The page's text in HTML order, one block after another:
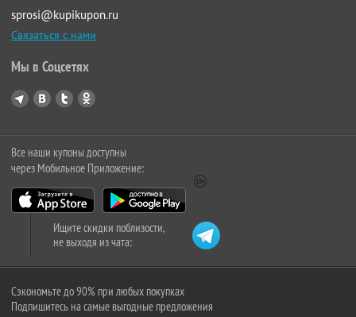
sprosi@kupikupon.ru
Связаться с нами
Мы в Соцсетях
Все наши купоны доступны
через Мобильное Приложение:
Ищите скидки поблизости,
не выходя из чата:
Сэкономьте до 90% при любых покупках
Подпишитесь на самые выгодные предложения